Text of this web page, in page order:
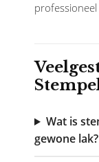
Wat is
gewone lak?